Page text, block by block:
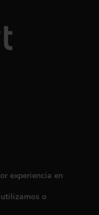
experiencia en
utilizamos o